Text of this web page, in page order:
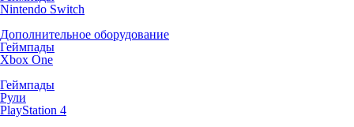
Nintendo Switch
Дополнительное оборудование
Геймпады
Xbox One
Геймпады
Рули
PlayStation 4